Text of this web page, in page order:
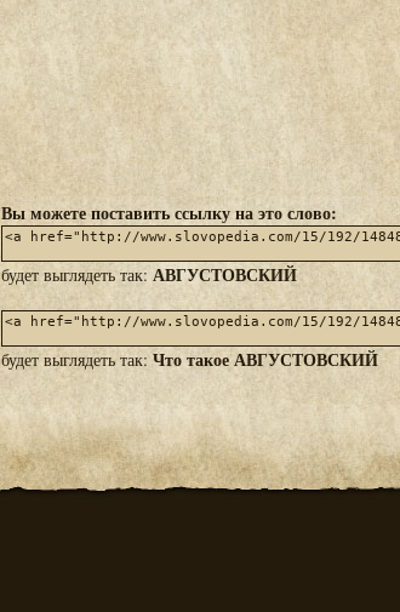
Вы можете поставить ссылку на это слово:
будет выглядеть так: АВГУСТОВСКИЙ
будет выглядеть так:Что такое АВГУСТОВСКИЙ